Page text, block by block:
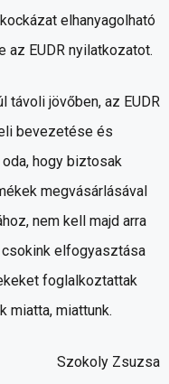
elhanyagolható
az EUDR nyilatkozatot.
távoli jövőben, az EUDR
bevezetése és
hogy biztosak
megvásárlásával
nem kell majd arra
csokink elfogyasztása
foglalkoztattak
miatta, miattunk.
Szokoly Zsuzsa